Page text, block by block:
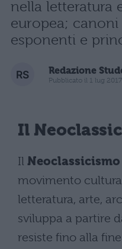
nella letteratura
europea;
esponenti e
Redazione
Pubblicato il 1 lug 2017
Il
Il Neoclassicismo
movimento
letteratura, arte,
sviluppa a partire
resiste fino alla